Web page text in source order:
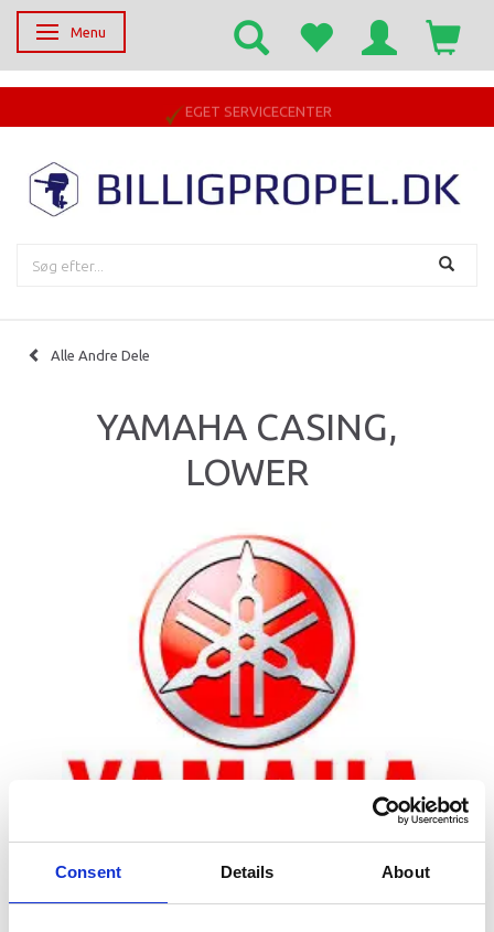
Consent Details About
Skifte navigation
Menu
EGET SERVICECENTER
Alle Andre Dele
YAMAHA CASING,
LOWER